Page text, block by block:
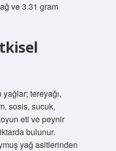
ve 3.31 gram
tereyağı,
sosis, sucuk,
eti ve peynir
bulunur.
yağ asitlerinden